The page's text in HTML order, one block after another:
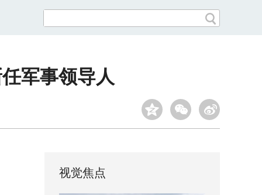
军事领导人
视觉焦点